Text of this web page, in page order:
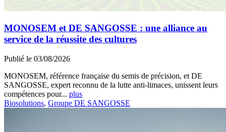
MONOSEM et DE SANGOSSE : une alliance au
service de la réussite des cultures
Publié le 03/08/2026
MONOSEM, référence française du semis de précision, et DE
SANGOSSE, expert reconnu de la lutte anti-limaces, unissent leurs
compétences pour... plus
Biosolutions, Groupe DE SANGOSSE